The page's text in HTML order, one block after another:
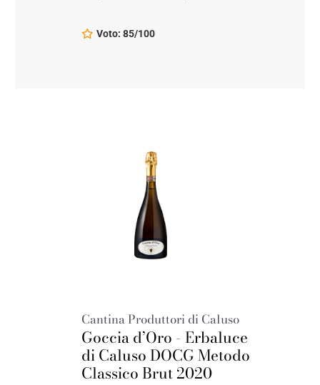
Voto: 85/100
Cantina Produttori di Caluso
Goccia d’Oro - Erbaluce
di Caluso DOCG Metodo
Classico Brut 2020